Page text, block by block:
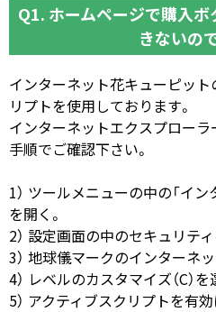
Q1. ホームページで購入
きないの
インターネット花キューピッ
リプトを使用しております。
インターネットエクスプローラ
手順でご確認下さい。
1） ツールメニューの中の「イン
を開く。
2） 設定画面の中のセキュリティ
3） 地球儀マークのインターネッ
4） レベルのカスタマイズ（C）を
5） アクティブスクリプトを有効